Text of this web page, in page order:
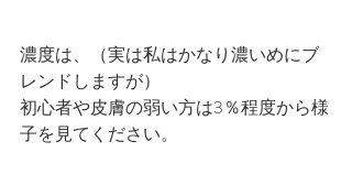
濃度は、（実は私はかなり濃いめにブ
レンドしますが）
初心者や皮膚の弱い方は3％程度から様
子を見てください。